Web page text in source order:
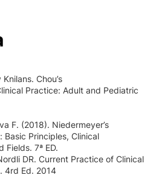
Chou’s
Practice: Adult and Pediatric
F. (2018). Niedermeyer’s
Principles, Clinical
Fields. 7ª ED.
DR. Current Practice of Clinical
4rd Ed. 2014